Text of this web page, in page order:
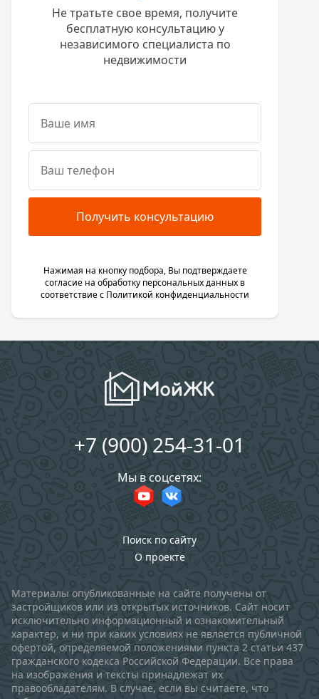
Не тратьте свое время, получите
бесплатную консультацию у
независимого специалиста по
недвижимости
Получить консультацию
Нажимая на кнопку подбора, Вы подтверждаете
согласие на обработку персональных данных в
соответствие с Политикой конфиденциальности
+7 (900) 254-31-01
Мы в соцсетях:
Поиск по сайту
О проекте